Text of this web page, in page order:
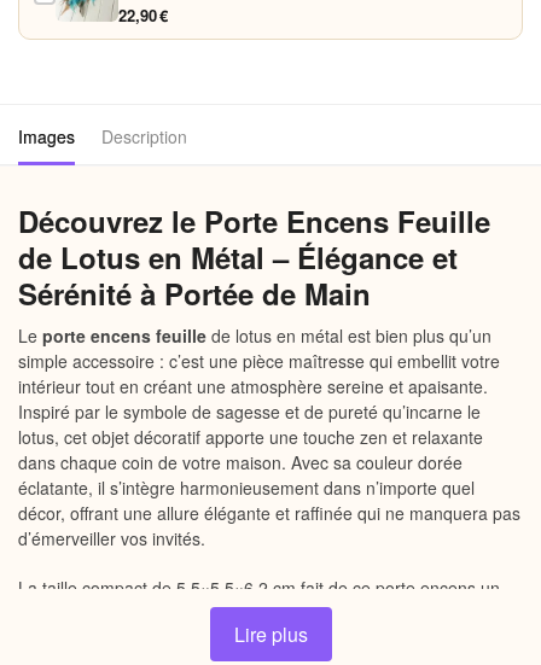
22,90 €
Images Description
Découvrez le Porte Encens Feuille
de Lotus en Métal – Élégance et
Sérénité à Portée de Main
Le porte encens feuille de lotus en métal est bien plus qu’un
simple accessoire : c’est une pièce maîtresse qui embellit votre
intérieur tout en créant une atmosphère sereine et apaisante.
Inspiré par le symbole de sagesse et de pureté qu’incarne le
lotus, cet objet décoratif apporte une touche zen et relaxante
dans chaque coin de votre maison. Avec sa couleur dorée
éclatante, il s’intègre harmonieusement dans n’importe quel
décor, offrant une allure élégante et raffinée qui ne manquera pas
d’émerveiller vos invités.
La taille compact de 5.5×5.5×6.2 cm fait de ce porte encens un
choix idéal, pouvant être facilement placé sur une table, une
étagère ou un rebord de fenêtre sans encombrer l’espace.
Lire plus